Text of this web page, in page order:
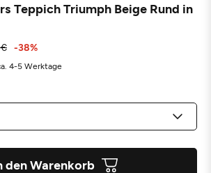
Teppich Triumph Beige Rund in
-38%
4-5 Werktage
den Warenkorb